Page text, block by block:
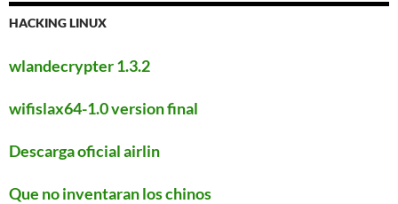
HACKING LINUX
wlandecrypter 1.3.2
wifislax64-1.0 version final
Descarga oficial airlin
Que no inventaran los chinos